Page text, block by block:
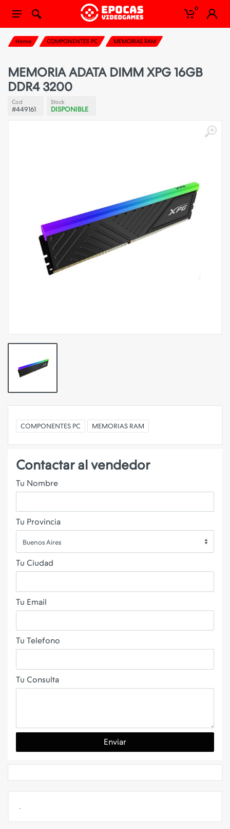
0
Home COMPONENTES PC MEMORIAS RAM
MEMORIA ADATA DIMM XPG 16GB
DDR4 3200
Cod
#449161
Stock
DISPONIBLE
COMPONENTES PC MEMORIAS RAM
Contactar al vendedor
Tu Nombre
Tu Provincia
Buenos Aires
Tu Ciudad
Tu Email
Tu Telefono
Tu Consulta
Enviar
.